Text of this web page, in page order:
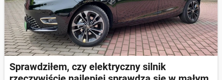
Sprawdziłem, czy elektryczny silnik